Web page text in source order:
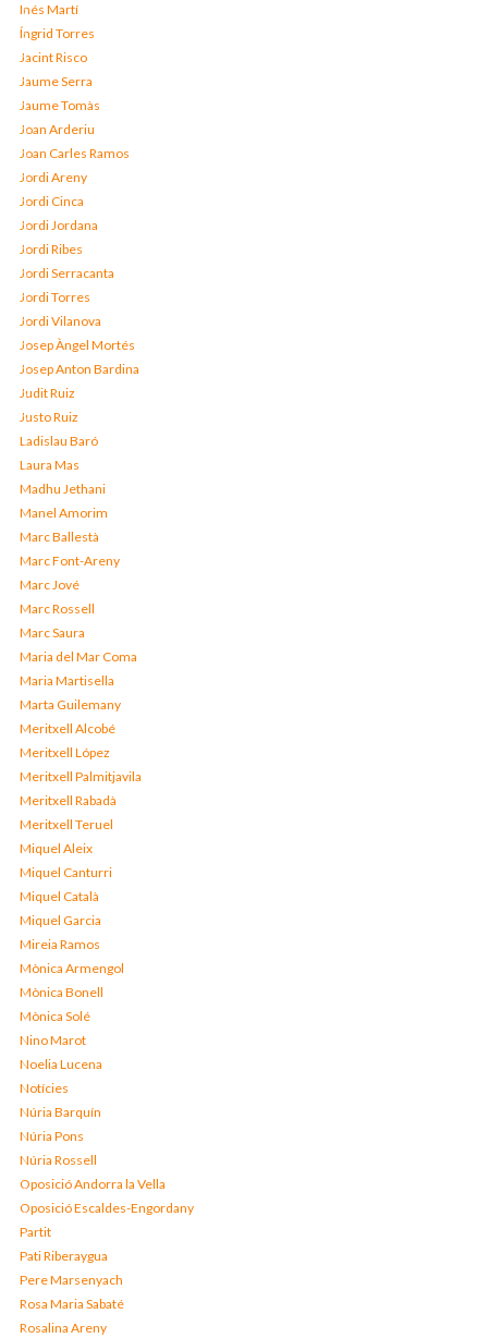
Inés Martí
Íngrid Torres
Jacint Risco
Jaume Serra
Jaume Tomàs
Joan Arderiu
Joan Carles Ramos
Jordi Areny
Jordi Cinca
Jordi Jordana
Jordi Ribes
Jordi Serracanta
Jordi Torres
Jordi Vilanova
Josep Àngel Mortés
Josep Anton Bardina
Judit Ruiz
Justo Ruiz
Ladislau Baró
Laura Mas
Madhu Jethani
Manel Amorim
Marc Ballestà
Marc Font-Areny
Marc Jové
Marc Rossell
Marc Saura
Maria del Mar Coma
Maria Martisella
Marta Guilemany
Meritxell Alcobé
Meritxell López
Meritxell Palmitjavila
Meritxell Rabadà
Meritxell Teruel
Miquel Aleix
Miquel Canturri
Miquel Català
Miquel Garcia
Mireia Ramos
Mònica Armengol
Mònica Bonell
Mònica Solé
Nino Marot
Noelia Lucena
Notícies
Núria Barquín
Núria Pons
Núria Rossell
Oposició Andorra la Vella
Oposició Escaldes-Engordany
Partit
Pati Riberaygua
Pere Marsenyach
Rosa Maria Sabaté
Rosalina Areny